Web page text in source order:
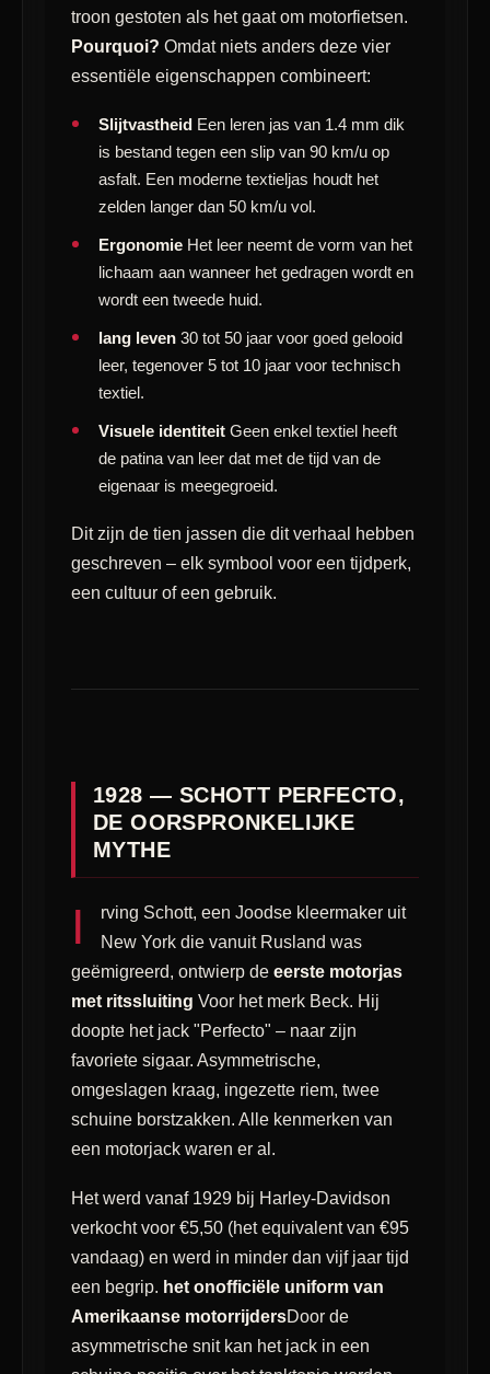
troon gestoten als het gaat om motorfietsen.
Pourquoi? Omdat niets anders deze vier
essentiële eigenschappen combineert:
Slijtvastheid Een leren jas van 1.4 mm dik
is bestand tegen een slip van 90 km/u op
asfalt. Een moderne textieljas houdt het
zelden langer dan 50 km/u vol.
Ergonomie Het leer neemt de vorm van het
lichaam aan wanneer het gedragen wordt en
wordt een tweede huid.
lang leven 30 tot 50 jaar voor goed gelooid
leer, tegenover 5 tot 10 jaar voor technisch
textiel.
Visuele identiteit Geen enkel textiel heeft
de patina van leer dat met de tijd van de
eigenaar is meegegroeid.
Dit zijn de tien jassen die dit verhaal hebben
geschreven – elk symbool voor een tijdperk,
een cultuur of een gebruik.
1928 — SCHOTT PERFECTO,
DE OORSPRONKELIJKE
MYTHE
I
rving Schott, een Joodse kleermaker uit
New York die vanuit Rusland was
geëmigreerd, ontwierp de eerste motorjas
met ritssluiting Voor het merk Beck. Hij
doopte het jack "Perfecto" – naar zijn
favoriete sigaar. Asymmetrische,
omgeslagen kraag, ingezette riem, twee
schuine borstzakken. Alle kenmerken van
een motorjack waren er al.
Het werd vanaf 1929 bij Harley-Davidson
verkocht voor €5,50 (het equivalent van €95
vandaag) en werd in minder dan vijf jaar tijd
een begrip. het onofficiële uniform van
Amerikaanse motorrijdersDoor de
asymmetrische snit kan het jack in een